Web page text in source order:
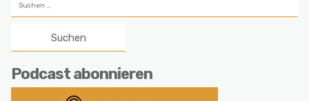
nach:
Podcast abonnieren